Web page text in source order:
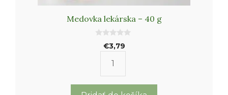
Medovka lekárska – 40 g
€3,79
množstvo
lekárska